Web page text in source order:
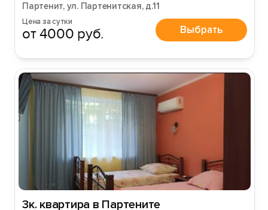
Партенит, ул. Партенитская, д.11
Цена за сутки
от 4000 руб. Выбрать
3к. квартира в Партените